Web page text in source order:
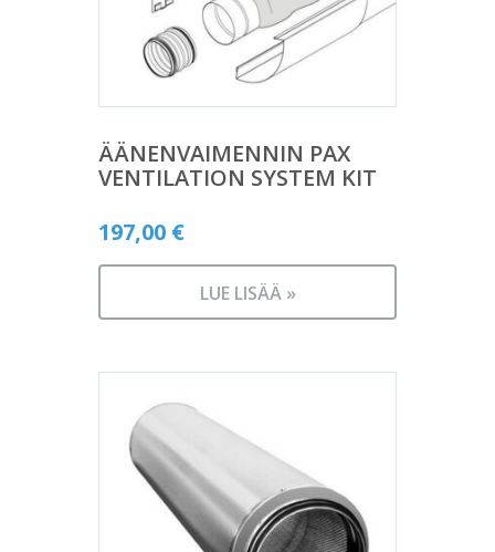
ÄÄNENVAIMENNIN PAX
VENTILATION SYSTEM KIT
197,00 €
LUE LISÄÄ »